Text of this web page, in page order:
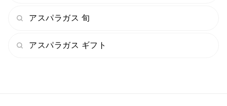
アスパラガス 旬
アスパラガス ギフト